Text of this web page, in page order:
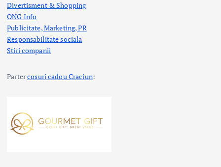
Divertisment & Shopping
ONG Info
Publicitate, Marketing, PR
Responsabilitate sociala
Stiri companii
Partercosuri cadou Craciun: